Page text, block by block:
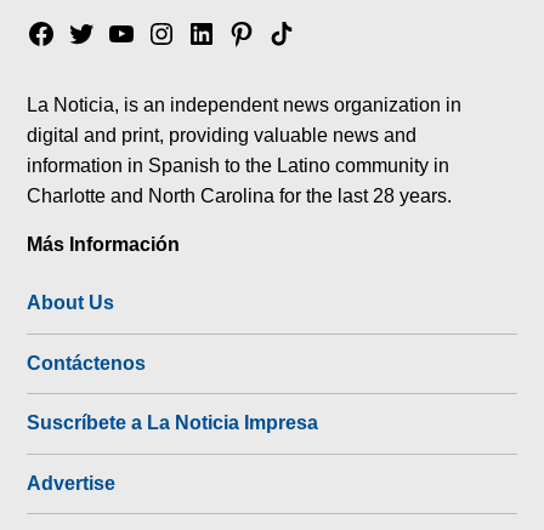
Facebook
TwitterYouTubeInstagram
LinkedinPinterest
Tik
La Noticia, is an independent news organization in
digital and print, providing valuable news and
information in Spanish to the Latino community in
Charlotte and North Carolina for the last 28 years.
Más Información
About Us
Contáctenos
Suscríbete a La Noticia Impresa
Advertise